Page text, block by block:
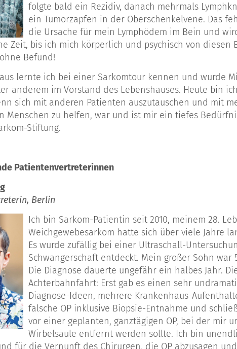
folgte bald ein Rezidiv, danach mehrmals
ein Tumorzapfen in der Oberschenkelvene. Das
die Ursache für mein Lymphödem im Bein und
Zeit, bis ich mich körperlich und psychisch von
Befund!
lernte ich bei einer Sarkomtour kennen und wurde
anderem im Vorstand des Lebenshauses. Heute bin
sich mit anderen Patienten auszutauschen und mit
Menschen zu helfen, war und ist mir ein tiefes
Stiftung.
Patientenvertreterinnen
Berlin
Ich bin Sarkom-Patientin seit 2010, meinem 28.
Weichgewebesarkom hatte sich über viele Jahre
Es wurde zufällig bei einer Ultraschall-
Schwangerschaft entdeckt. Mein großer Sohn
Die Diagnose dauerte ungefähr ein halbes Jahr.
Achterbahnfahrt: Erst gab es einen sehr
Diagnose-Ideen, mehrere Krankenhaus-
falsche OP inklusive Biopsie-Entnahme und
vor einer geplanten, ganztägigen OP, bei der mir
Wirbelsäule entfernt werden sollte. Ich bin
für die Vernunft des Chirurgen, die OP abzusagen